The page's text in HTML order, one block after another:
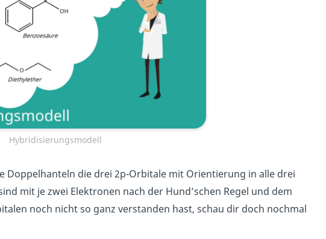
Hybridisierungsmodell
Doppelhanteln die drei 2p-Orbitale mit Orientierung in alle drei
mit je zwei Elektronen nach der Hund’schen Regel und dem
noch nicht so ganz verstanden hast, schau dir doch nochmal